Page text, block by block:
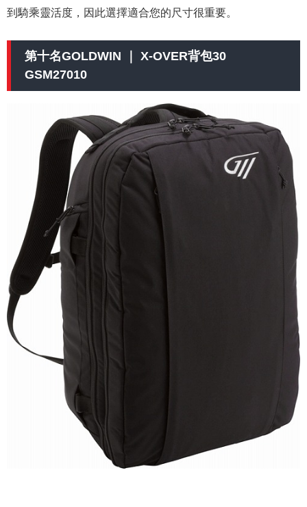
到騎乘靈活度，因此選擇適合您的尺寸很重要。
第十名GOLDWIN ｜ X-OVER背包30
GSM27010